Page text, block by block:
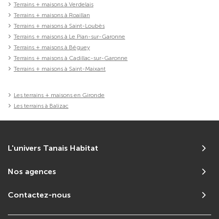
Terrains + maisons à Verdelais
Terrains + maisons à Roaillan
Terrains + maisons à Saint-Loubès
Terrains + maisons à Le Pian-sur-Garonne
Terrains + maisons à Béguey
Terrains + maisons à Cadillac-sur-Garonne
Terrains + maisons à Saint-Maixant
Les terrains + maisons en Gironde
Les terrains à Balizac
L'univers Tanais Habitat
Nos agences
Contactez-nous